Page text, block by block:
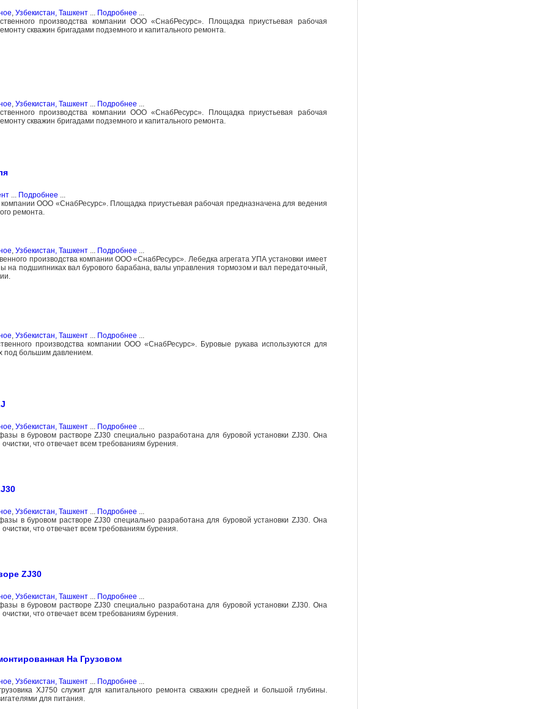
, Узбекистан, Ташкент... Подробнее ...
производства компании ООО «СнабРесурс». Площадка приустьевая рабочая
скважин бригадами подземного и капитального ремонта.
, Узбекистан, Ташкент... Подробнее ...
производства компании ООО «СнабРесурс». Площадка приустьевая рабочая
скважин бригадами подземного и капитального ремонта.
... Подробнее ...
ООО «СнабРесурс». Площадка приустьевая рабочая предназначена для ведения
ремонта.
, Узбекистан, Ташкент... Подробнее ...
производства компании ООО «СнабРесурс». Лебедка агрегата УПА установки имеет
на подшипниках вал бурового барабана, валы управления тормозом и вал передаточный,
, Узбекистан, Ташкент... Подробнее ...
производства компании ООО «СнабРесурс». Буровые рукава используются для
под большим давлением.
, Узбекистан, Ташкент... Подробнее ...
в буровом растворе ZJ30 специально разработана для буровой установки ZJ30. Она
что отвечает всем требованиям бурения.
, Узбекистан, Ташкент... Подробнее ...
в буровом растворе ZJ30 специально разработана для буровой установки ZJ30. Она
что отвечает всем требованиям бурения.
ZJ30
, Узбекистан, Ташкент... Подробнее ...
в буровом растворе ZJ30 специально разработана для буровой установки ZJ30. Она
что отвечает всем требованиям бурения.
На Грузовом
, Узбекистан, Ташкент... Подробнее ...
XJ750 служит для капитального ремонта скважин средней и большой глубины.
для питания.